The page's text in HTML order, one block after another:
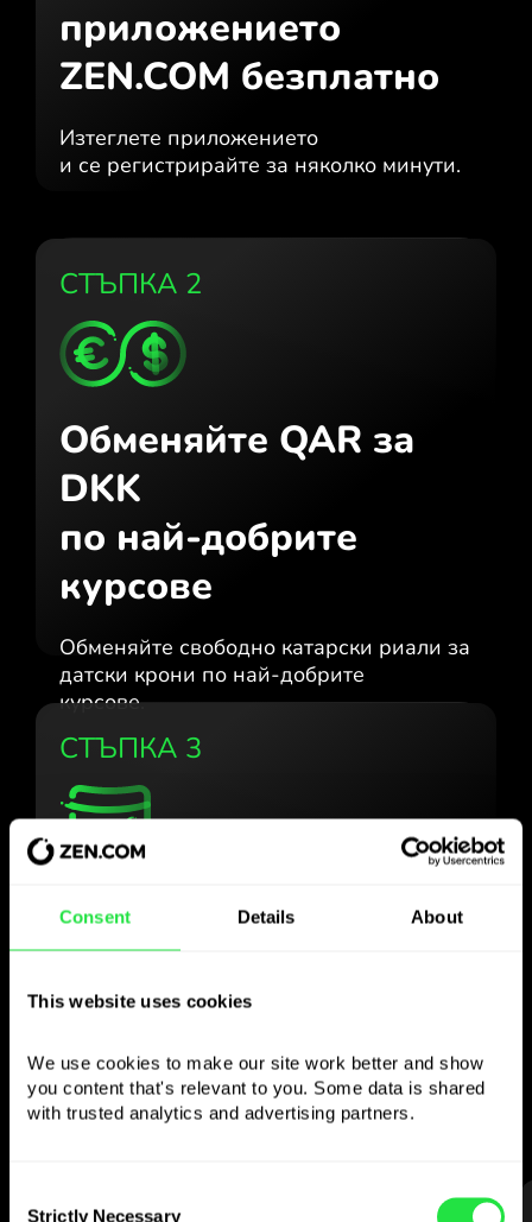
Consent Details About
This website uses cookies
We use cookies to make our site work better and show
you content that's relevant to you. Some data is shared
with trusted analytics and advertising partners.
Strictly Necessary
приложението
ZEN.COM безплатно
Изтеглете приложението
и се регистрирайте за няколко минути.
СТЪПКА 2
Обменяйте QAR за
DKK
по най-добрите
курсове
Обменяйте свободно катарски риали за
датски крони по най-добрите
курсове.
СТЪПКА 3
Използвайте
избраната валута
както желаете
Изпращайте пари в чужбина,
теглете от банкомати без
комисионна, плащайте с мултивалутна